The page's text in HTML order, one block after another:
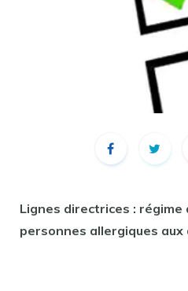
Lignes directrices :
personnes allergiques aux